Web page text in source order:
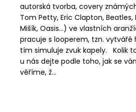
autorská tvorba, covery
Tom Petty, Eric Clapton, Beatles,
Mišík, Oasis...) ve vlastních
pracuje s looperem, tzn. vytvářé
tím simuluje zvuk kapely. Kolik
u nás dejte podle toho, jak se
věříme, ž...